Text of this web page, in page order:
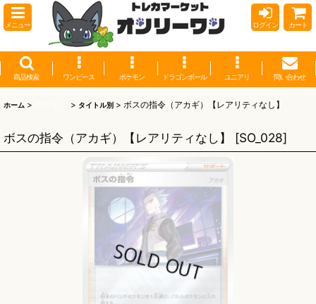
メニュー ログイン カート
商品検索 ワンピース ポケモン ドラゴンボール ユニアリ 問い合わせ
ホーム > > タイトル別 > ボスの指令（アカギ）【レアリティなし】
ボスの指令（アカギ）【レアリティなし】 [SO_028]